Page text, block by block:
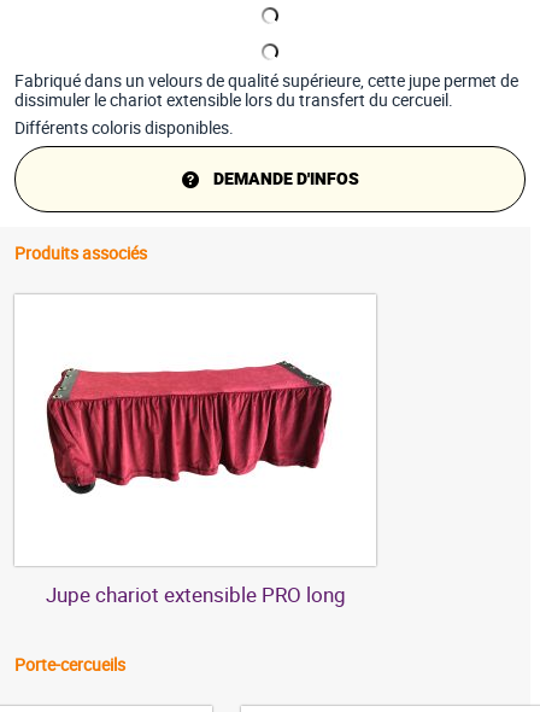
Fabriqué dans un velours de qualité supérieure, cette jupe permet de
dissimuler le chariot extensible lors du transfert du cercueil.
Différents coloris disponibles.
DEMANDE D'INFOS
Produits associés
Jupe chariot extensible PRO long
Porte-cercueils